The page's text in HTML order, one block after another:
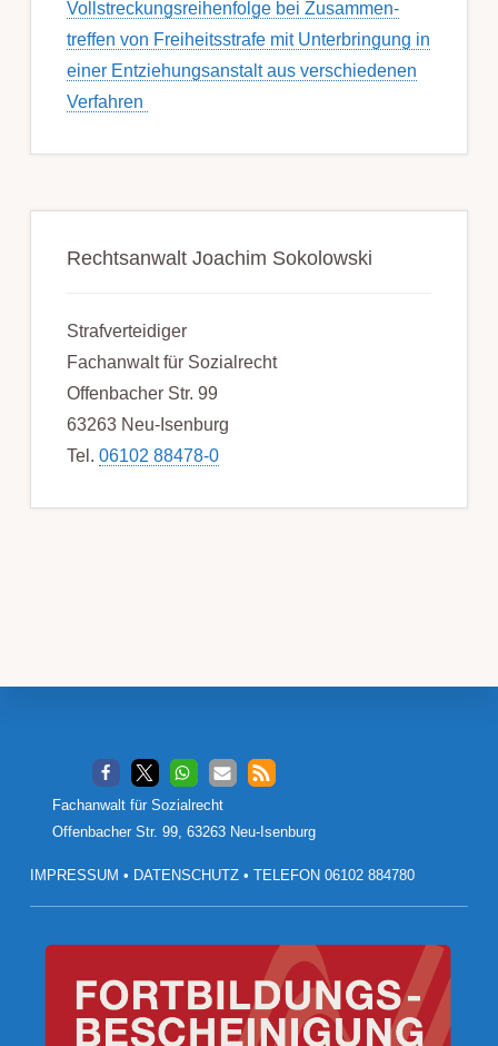
Voll­streckungs­­­reihenfolge bei Zusamm­­en­
treffen von Frei­heits­strafe mit Unter­bring­ung in
einer Ent­ziehungs­anstalt aus ver­schied­enen
Ver­fahren
Rechtsanwalt Joachim Sokolowski
Strafverteidiger
Fachanwalt für Sozialrecht
Offenbacher Str. 99
63263 Neu-Isenburg
Tel. 06102 88478-0
Footer
Fachanwalt für Sozialrecht
Offenbacher Str. 99, 63263 Neu-Isenburg
IMPRESSUM • DATENSCHUTZ• TELEFON 06102 884780